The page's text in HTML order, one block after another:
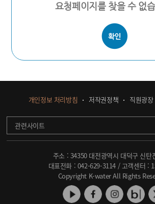
요청페이지를 찾을 수 없
개인정보 처리방침 저작권정책 직원광장
관련사이트
주소 : 34350 대전광역시 대덕구 신탄
대표전화 : 042-629-3114 / 고객센터 :
Copyright K-water All Rights